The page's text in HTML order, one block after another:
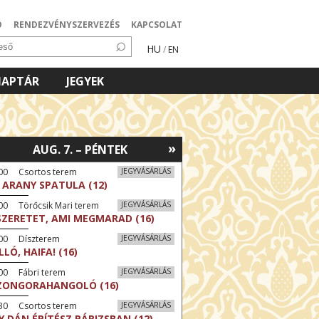
RENDEZVÉNYSZERVEZÉS KAPCSOLAT
HU / EN
JEGYEK
»
AUG. 7. – PÉNTEK
JEGYVÁSÁRLÁS
Csortos terem
SPATULA (12)
JEGYVÁSÁRLÁS
Törőcsik Mari terem
AMI MEGMARAD (16)
JEGYVÁSÁRLÁS
Díszterem
HAIFA! (16)
JEGYVÁSÁRLÁS
Fábri terem
(16)
JEGYVÁSÁRLÁS
Csortos terem